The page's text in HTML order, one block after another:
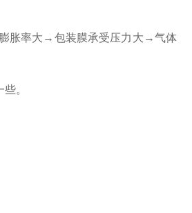
胀率大→包装膜承受压力大→气体
。